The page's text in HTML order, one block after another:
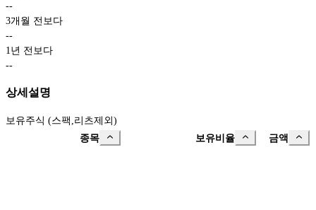
--
3개월 전보다
--
1년 전보다
--
상세설명
보유주식 (스팩,리츠제외)
종목
보유비율 금액